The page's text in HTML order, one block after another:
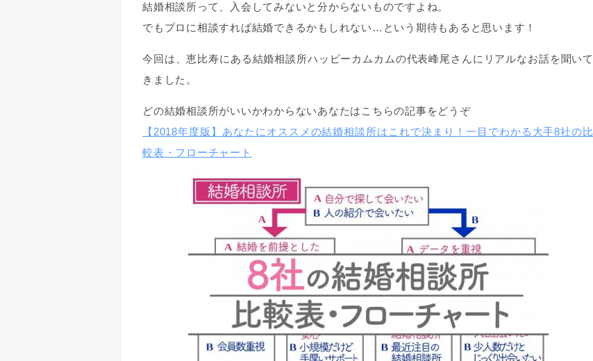
結婚相談所って、入会してみないと分からないものですよね。
でもプロに相談すれば結婚できるかもしれない…という期待もあると思います！
今回は、恵比寿にある結婚相談所ハッピーカムカムの代表峰尾さんにリアルなお話を聞いて
きました。
どの結婚相談所がいいかわからないあなたはこちらの記事をどうぞ
【2018年度版】あなたにオススメの結婚相談所はこれで決まり！一目でわかる大手8社の比
較表・フローチャート